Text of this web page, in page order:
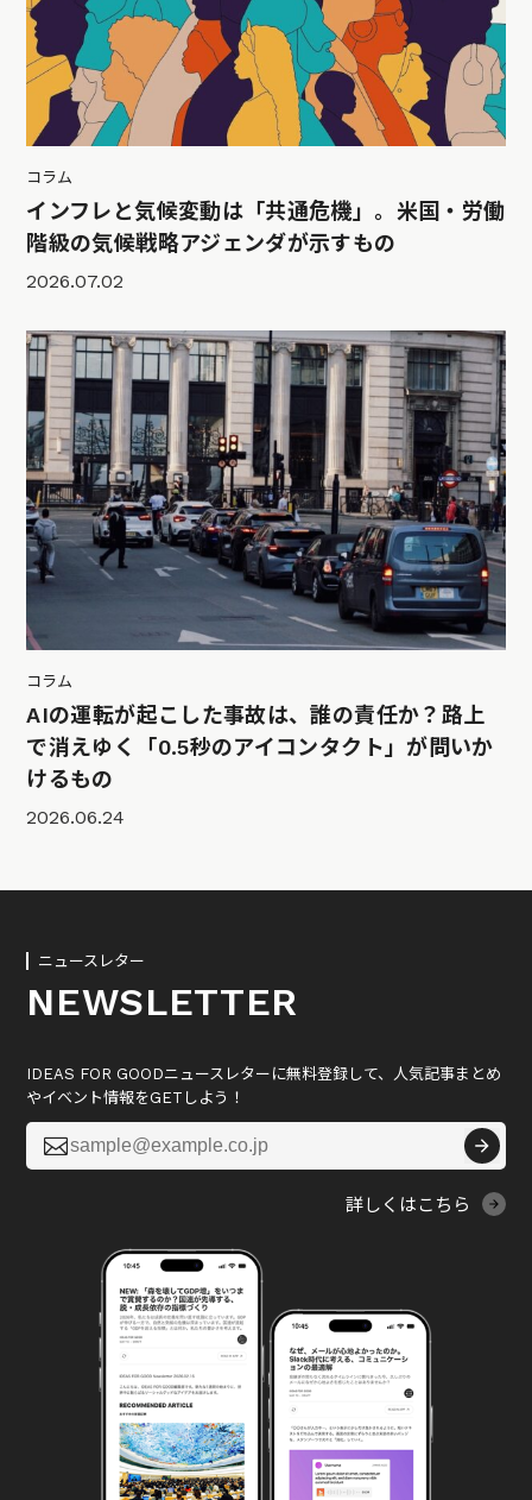
コラム
インフレと気候変動は「共通危機」。米国・労働
階級の気候戦略アジェンダが示すもの
2026.07.02
コラム
AIの運転が起こした事故は、誰の責任か？路上
で消えゆく「0.5秒のアイコンタクト」が問いか
けるもの
2026.06.24
ニュースレター
NEWSLETTER
IDEAS FOR GOODニュースレターに無料登録して、人気記事まとめ
やイベント情報をGETしよう！

詳しくはこちら